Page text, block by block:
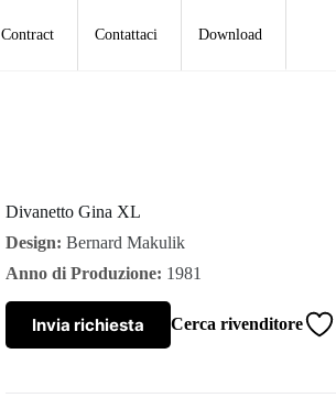
Contract Contattaci Download
Divanetto Gina XL
Design: Bernard Makulik
Anno di Produzione: 1981
Invia richiesta Cerca rivenditore